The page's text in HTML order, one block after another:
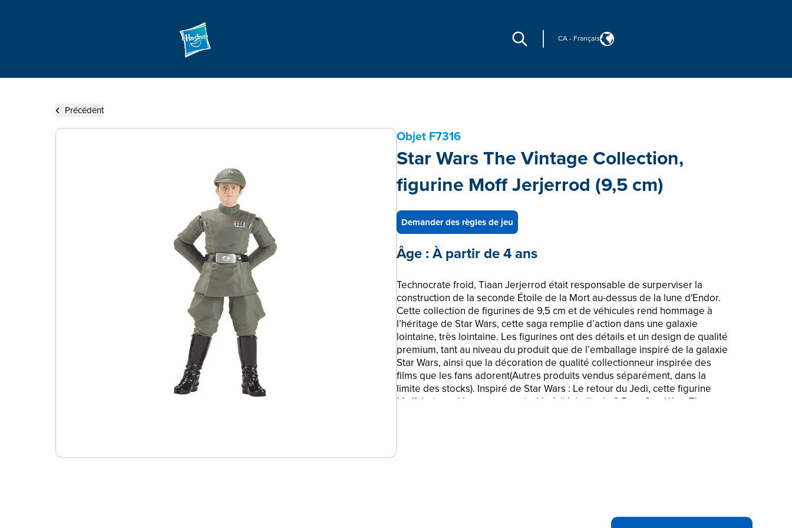
CA - Français
Précédent
Objet F7316
Star Wars The Vintage Collection,
figurine Moff Jerjerrod (9,5 cm)
Demander des règles de jeu
Âge : À partir de 4 ans
Technocrate froid, Tiaan Jerjerrod était responsable de surperviser la
construction de la seconde Étoile de la Mort au-dessus de la lune d'Endor.
Cette collection de figurines de 9,5 cm et de véhicules rend hommage à
l’héritage de Star Wars, cette saga remplie d’action dans une galaxie
lointaine, très lointaine. Les figurines ont des détails et un design de qualité
premium, tant au niveau du produit que de l’emballage inspiré de la galaxie
Star Wars, ainsi que la décoration de qualité collectionneur inspirée des
films que les fans adorent(Autres produits vendus séparément, dans la
limite des stocks). Inspiré de Star Wars : Le retour du Jedi, cette figurine
Moff Jerjerrod hautement articulée à l'échelle de 9,5 cm Star Wars The
termes associés sont des marques de commerce de Hasbro.
Wars : Le retour du Jedi, cette figurine articulée Moff Jerjerrod de 9,5 cm